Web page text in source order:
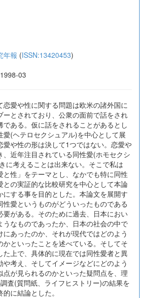
年報 (ISSN:13420453)
03
恋愛や性に関する問題は欧米の諸外国に
ーとされており、公衆の面前で話をされ
である。仮に話をされることがあるとし
愛(ヘテロセクシュアル)を中心として展
愛や性の形は決して1つではない。恋愛や
、近年注目されている同性愛(ホモセクシ
に考えることは出来ない。そこで私は
と性」をテーマとし、なかでも特に同性
との実証的な比較研究を中心として本論
にする事を目的とした。本論文を展開す
性愛というものがどういったものである
要がある。そのために過去、日本におい
うなものであったか、日本の社会の中で
にあったのか、それが現代ではどのよう
かといったことを述べている。そしてそ
た上で、具体的に現在では同性愛者と異
考え、そしてイメージなどにどのよう
点が見られるのかといった疑問点を、理
査(質問紙、ライフヒストリー)の結果を
に結論とした。